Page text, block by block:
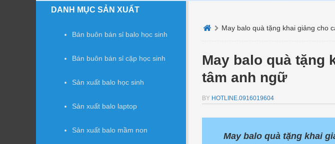
DANH MỤC SẢN XUẤT
Bán buôn bán sỉ balo học sinh
Bán buôn bán sỉ cặp học sinh
Sản xuất balo học sinh
Sản xuất balo laptop
Sản xuất balo mầm non
May balo quà tặng khai giảng cho
May balo quà tặng
tâm anh ngữ
BY HOTLINE.0916019604
May balo quà tặng khai